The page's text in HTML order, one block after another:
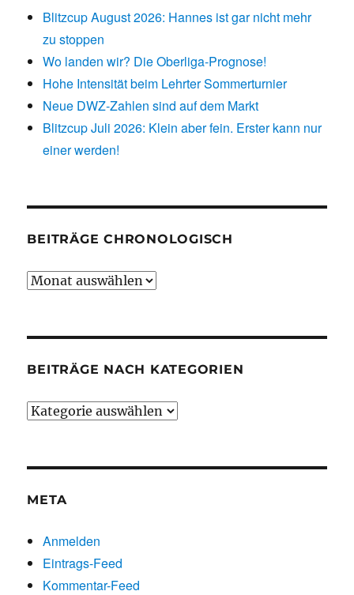
Blitzcup August 2026: Hannes ist gar nicht mehr
zu stoppen
Wo landen wir? Die Oberliga-Prognose!
Hohe Intensität beim Lehrter Sommerturnier
Neue DWZ-Zahlen sind auf dem Markt
Blitzcup Juli 2026: Klein aber fein. Erster kann nur
einer werden!
BEITRÄGE CHRONOLOGISCH
Beiträge
BEITRÄGE NACH KATEGORIEN
Beiträge
META
Anmelden
Eintrags-Feed
Kommentar-Feed